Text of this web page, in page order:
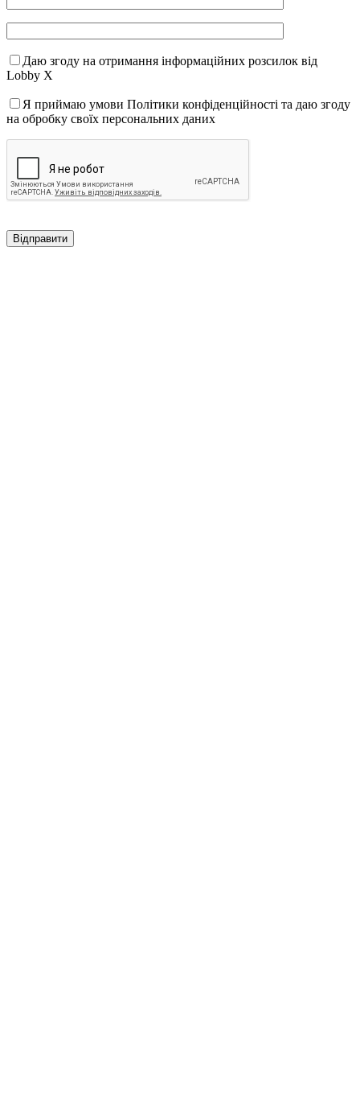
Даю згоду на отримання інформаційних розсилок від
Lobby X
Я приймаю умови Політики конфіденційності та даю згоду
на обробку своїх персональних даних